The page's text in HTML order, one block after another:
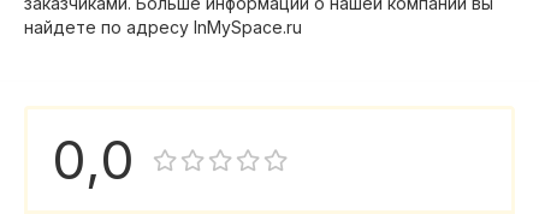
найдете по адресу InMySpace.ru
0,0